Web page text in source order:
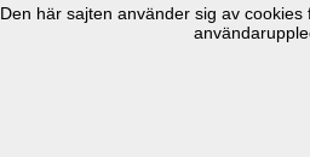
Den här sajten använder sig av cookies